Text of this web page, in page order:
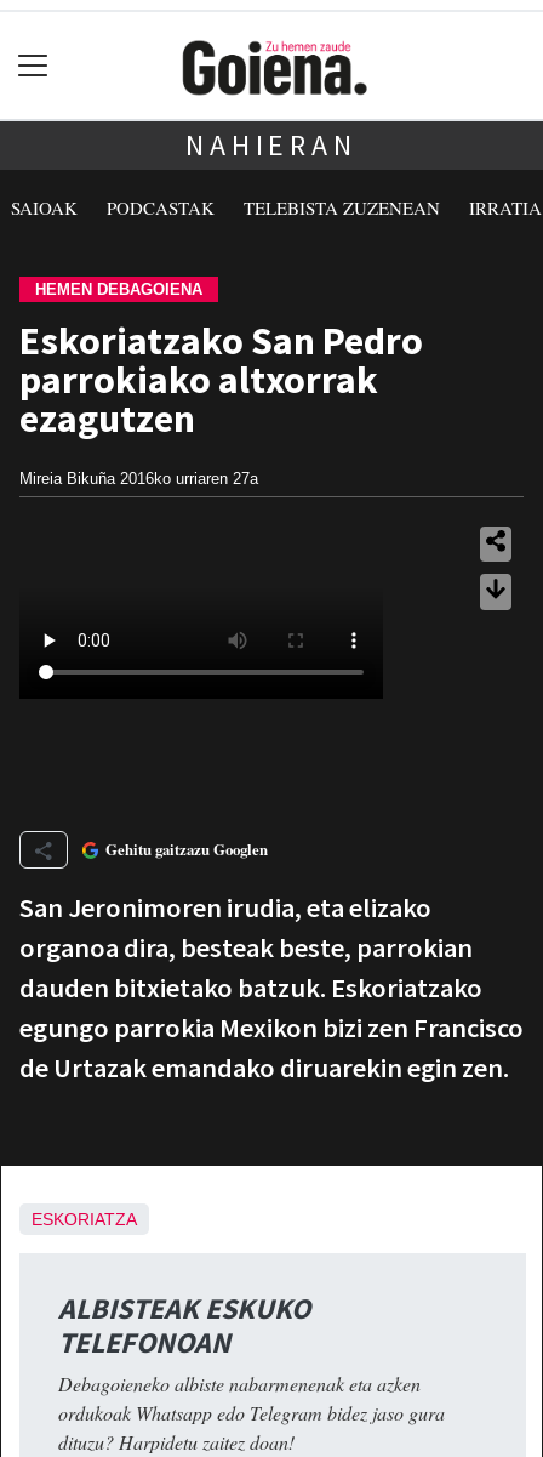
NAHIERAN
SAIOAK PODCASTAK TELEBISTA ZUZENEAN
HEMEN DEBAGOIENA
Eskoriatzako San Pedro
parrokiako altxorrak
ezagutzen
Mireia Bikuña 2016ko urriaren 27a
Gehitu gaitzazu Googlen
San Jeronimoren irudia, eta elizako
organoa dira, besteak beste, parrokian
dauden bitxietako batzuk. Eskoriatzako
egungo parrokia Mexikon bizi zen Francisco
de Urtazak emandako diruarekin egin zen.
ESKORIATZA
ALBISTEAK ESKUKO
TELEFONOAN
Debagoieneko albiste nabarmenenak eta azken
ordukoak Whatsapp edo Telegram bidez jaso gura
dituzu? Harpidetu zaitez doan!